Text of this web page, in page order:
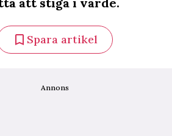
Spara artikel
Annons